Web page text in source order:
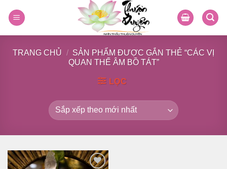
TRANG CHỦ / SẢN PHẨM ĐƯỢC GẮN THẺ “CÁC VỊ
QUAN THẾ ÂM BỒ TÁT”
LỌC